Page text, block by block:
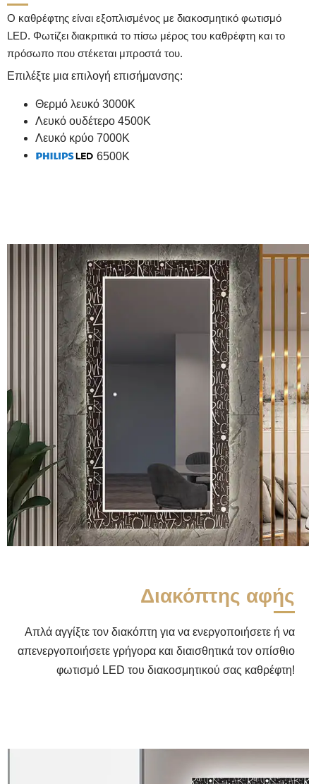
Ο καθρέφτης είναι εξοπλισμένος με διακοσμητικό φωτισμό
LED. Φωτίζει διακριτικά το πίσω μέρος του καθρέφτη και το
πρόσωπο που στέκεται μπροστά του.
Επιλέξτε μια επιλογή επισήμανσης:
Θερμό λευκό 3000K
Λευκό ουδέτερο 4500K
Λευκό κρύο 7000K
6500K
Διακόπτης αφής
Απλά αγγίξτε τον διακόπτη για να ενεργοποιήσετε ή να
απενεργοποιήσετε γρήγορα και διαισθητικά τον οπίσθιο
φωτισμό LED του διακοσμητικού σας καθρέφτη!